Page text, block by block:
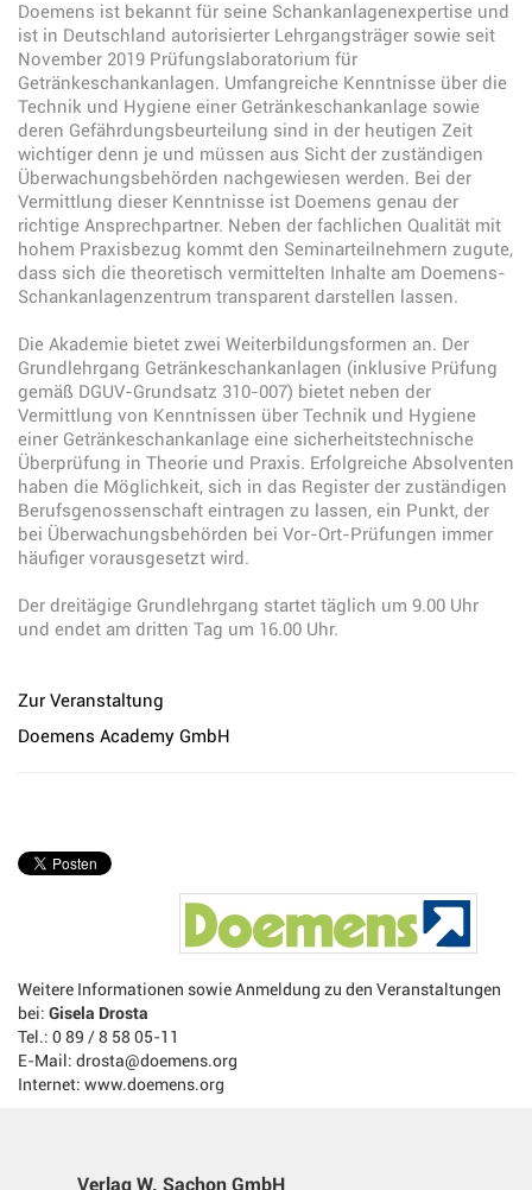
Doemens ist bekannt für seine Schankanlagenexpertise und
ist in Deutschland autorisierter Lehrgangsträger sowie seit
November 2019 Prüfungslaboratorium für
Getränkeschankanlagen. Umfangreiche Kenntnisse über die
Technik und Hygiene einer Getränkeschankanlage sowie
deren Gefährdungsbeurteilung sind in der heutigen Zeit
wichtiger denn je und müssen aus Sicht der zuständigen
Überwachungsbehörden nachgewiesen werden. Bei der
Vermittlung dieser Kenntnisse ist Doemens genau der
richtige Ansprechpartner. Neben der fachlichen Qualität mit
hohem Praxisbezug kommt den Seminarteilnehmern zugute,
dass sich die theoretisch vermittelten Inhalte am Doemens-
Schankanlagenzentrum transparent darstellen lassen.
Die Akademie bietet zwei Weiterbildungsformen an. Der
Grundlehrgang Getränkeschankanlagen (inklusive Prüfung
gemäß DGUV-Grundsatz 310-007) bietet neben der
Vermittlung von Kenntnissen über Technik und Hygiene
einer Getränkeschankanlage eine sicherheitstechnische
Überprüfung in Theorie und Praxis. Erfolgreiche Absolventen
haben die Möglichkeit, sich in das Register der zuständigen
Berufsgenossenschaft eintragen zu lassen, ein Punkt, der
bei Überwachungsbehörden bei Vor-Ort-Prüfungen immer
häufiger vorausgesetzt wird.
Der dreitägige Grundlehrgang startet täglich um 9.00 Uhr
und endet am dritten Tag um 16.00 Uhr.
Zur Veranstaltung
Doemens Academy GmbH
Weitere Informationen sowie Anmeldung zu den Veranstaltungen
bei: Gisela Drosta
Tel.: 0 89 / 8 58 05-11
E-Mail: drosta@doemens.org
Internet: www.doemens.org
Verlag W. Sachon GmbH